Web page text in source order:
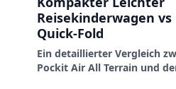
Reisekinderwagen vs
Quick-Fold
Ein detaillierter Vergleich
Pockit Air All Terrain und